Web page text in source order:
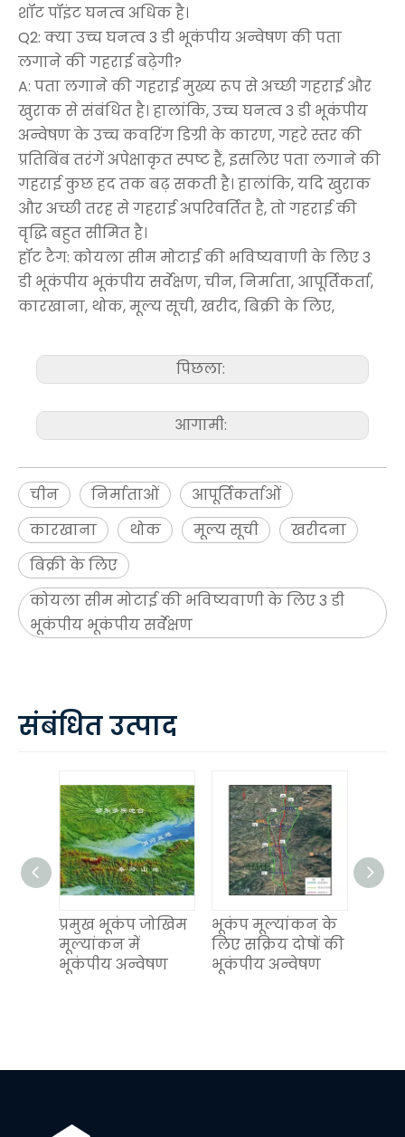
शॉट पॉइंट घनत्व अधिक है।
Q2: क्या उच्च घनत्व 3 डी भूकंपीय अन्वेषण की पता
लगाने की गहराई बढ़ेगी?
A: पता लगाने की गहराई मुख्य रूप से अच्छी गहराई और
खुराक से संबंधित है। हालांकि, उच्च घनत्व 3 डी भूकंपीय
अन्वेषण के उच्च कवरिंग डिग्री के कारण, गहरे स्तर की
प्रतिबिंब तरंगें अपेक्षाकृत स्पष्ट हैं, इसलिए पता लगाने की
गहराई कुछ हद तक बढ़ सकती है। हालांकि, यदि खुराक
और अच्छी तरह से गहराई अपरिवर्तित है, तो गहराई की
वृद्धि बहुत सीमित है।
हॉट टैग: कोयला सीम मोटाई की भविष्यवाणी के लिए 3
डी भूकंपीय भूकंपीय सर्वेक्षण, चीन, निर्माता, आपूर्तिकर्ता,
कारखाना, थोक, मूल्य सूची, खरीद, बिक्री के लिए,
पिछला:
आगामी:
चीन निर्माताओं
आपूर्तिकर्ताओं
कारखाना
थोक मूल्य सूची
खरीदना
बिक्री के लिए
कोयला सीम मोटाई की भविष्यवाणी के लिए 3 डी
भूकंपीय भूकंपीय सर्वेक्षण
संबंधित उत्पाद
प्रमुख भूकंप जोखिम
मूल्यांकन में
भूकंपीय अन्वेषण
भूकंप मूल्यांकन के
लिए सक्रिय दोषों की
भूकंपीय अन्वेषण